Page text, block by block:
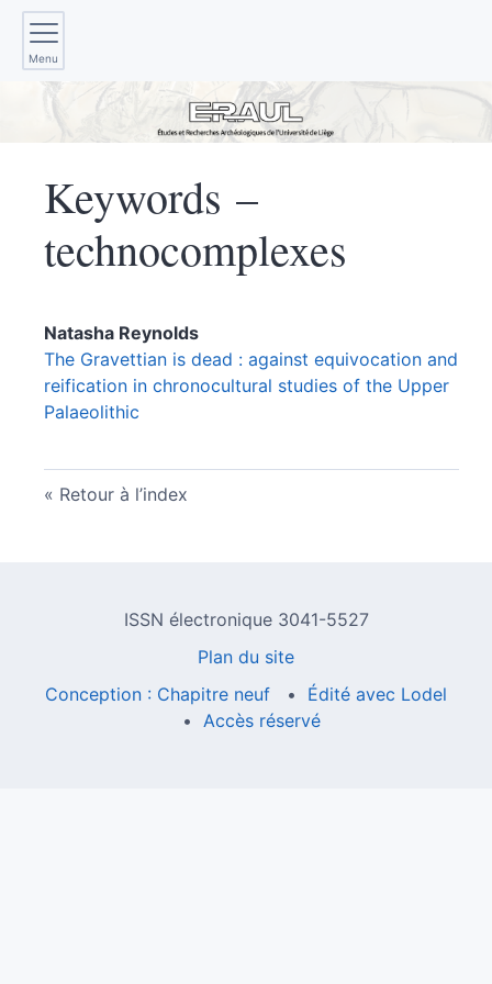
Menu
Keywords –
technocomplexes
Natasha Reynolds
The Gravettian is dead : against equivocation and
reification in chronocultural studies of the Upper
Palaeolithic
Retour à l’index
ISSN électronique 3041-5527
Plan du site
Conception : Chapitre neuf
Édité avec Lodel
Accès réservé